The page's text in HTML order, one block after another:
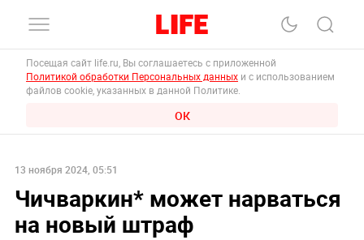
Посещая сайт life.ru, Вы соглашаетесь с приложенной
Политикой обработки Персональных данных и с использованием
файлов cookie, указанных в данной Политике.
ОК
13 ноября 2024, 05:51
Чичваркин* может нарваться
на новый штраф